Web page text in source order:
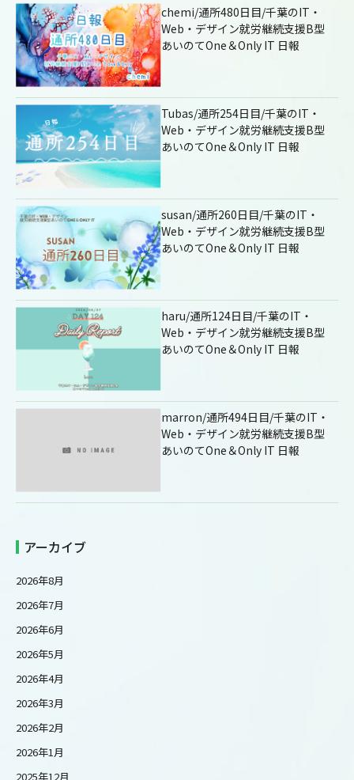
chemi/通所480日目/千葉のIT・
Web・デザイン就労継続支援B型
あいのてOne＆Only IT 日報
Tubas/通所254日目/千葉のIT・
Web・デザイン就労継続支援B型
あいのてOne＆Only IT 日報
susan/通所260日目/千葉のIT・
Web・デザイン就労継続支援B型
あいのてOne＆Only IT 日報
haru/通所124日目/千葉のIT・
Web・デザイン就労継続支援B型
あいのてOne＆Only IT 日報
marron/通所494日目/千葉のIT・
Web・デザイン就労継続支援B型
あいのてOne＆Only IT 日報
アーカイブ
2026年8月
2026年7月
2026年6月
2026年5月
2026年4月
2026年3月
2026年2月
2026年1月
2025年12月